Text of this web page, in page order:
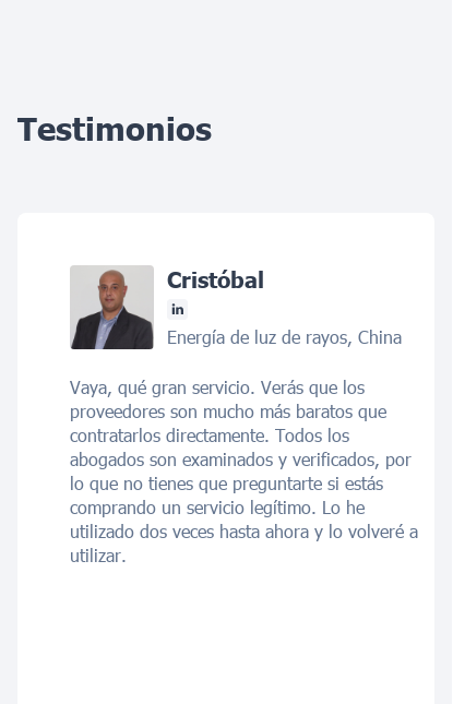
Testimonios
Cristóbal
Energía de luz de rayos, China
Vaya, qué gran servicio. Verás que los
proveedores son mucho más baratos que
contratarlos directamente. Todos los
abogados son examinados y verificados, por
lo que no tienes que preguntarte si estás
comprando un servicio legítimo. Lo he
utilizado dos veces hasta ahora y lo volveré a
utilizar.